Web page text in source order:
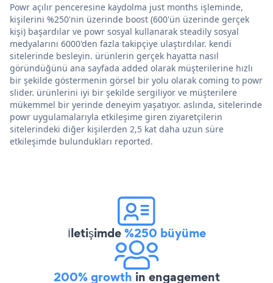
Powr açılır penceresine kaydolma just months işleminde,
kişilerini %250'nin üzerinde boost (600'ün üzerinde gerçek
kişi) başardılar ve powr sosyal kullanarak steadily sosyal
medyalarını 6000'den fazla takipçiye ulaştırdılar. kendi
sitelerinde besleyin. ürünlerin gerçek hayatta nasıl
göründüğünü ana sayfada added olarak müşterilerine hızlı
bir şekilde göstermenin görsel bir yolu olarak coming to powr
slider. ürünlerini iyi bir şekilde sergiliyor ve müşterilere
mükemmel bir yerinde deneyim yaşatıyor. aslında, sitelerinde
powr uygulamalarıyla etkileşime giren ziyaretçilerin
sitelerindeki diğer kişilerden 2,5 kat daha uzun süre
etkileşimde bulundukları reported.
İletişimde%250 büyüme
200% growth in engagement